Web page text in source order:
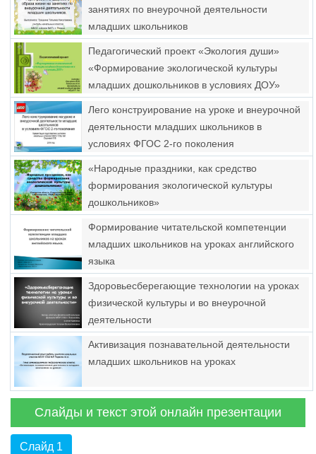
занятиях по внеурочной деятельности
младших школьников
Педагогический проект «Экология души»
«Формирование экологической культуры
младших дошкольников в условиях ДОУ»
Лего конструирование на уроке и внеурочной
деятельности младших школьников в
условиях ФГОС 2-го поколения
«Народные праздники, как средство
формирования экологической культуры
дошкольников»
Формирование читательской компетенции
младших школьников на уроках английского
языка
Здоровьесберегающие технологии на уроках
физической культуры и во внеурочной
деятельности
Активизация познавательной деятельности
младших школьников на уроках
Слайды и текст этой онлайн презентации
Слайд 1